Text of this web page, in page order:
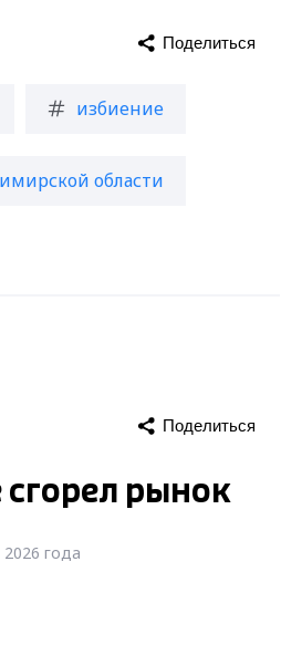
избиение
области
Поделиться
Поделиться
рынок
года